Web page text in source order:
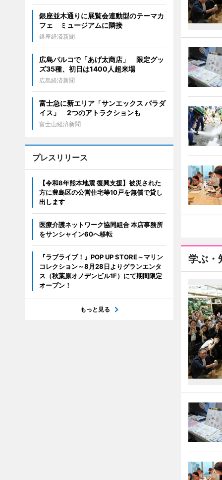
学ぶ・
銀座並木通りに展覧会連動型のテーマカ
フェ ミュージアムに隣接
銀座経済新聞
広島パルコで「あげ太商店」 限定グッ
ズ35種、初日は1400人超来場
広島経済新聞
富士急に新エリア「サンエックス パラダ
イス」 2つのアトラクションも
富士山経済新聞
プレスリリース
【令和8年熊本地震 復興支援】被災された
方に豊島区の公営住宅等10戸を無償で貸し
出します
医療介護ネットワーク協同組合 本店事務所
をサンシャイン60へ移転
『ラブライブ！』POP UP STORE～マリン
コレクション～8月28日よりグランエンタ
ス（秋葉原オノデンビル1F）にて期間限定
オープン！
もっと見る